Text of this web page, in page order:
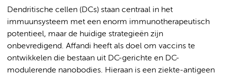
Dendritische cellen (DCs) staan centraal in het
immuunsysteem met een enorm immunotherapeutisch
potentieel, maar de huidige strategieën zijn
onbevredigend. Affandi heeft als doel om vaccins te
ontwikkelen die bestaan uit DC-gerichte en DC-
modulerende nanobodies. Hieraan is een ziekte-antigeen